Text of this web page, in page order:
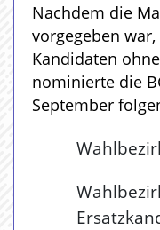
Nachdem die
vorgegeben
Kandidaten
nominierte die
September